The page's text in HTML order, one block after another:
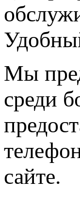
Мы
среди
сайте.